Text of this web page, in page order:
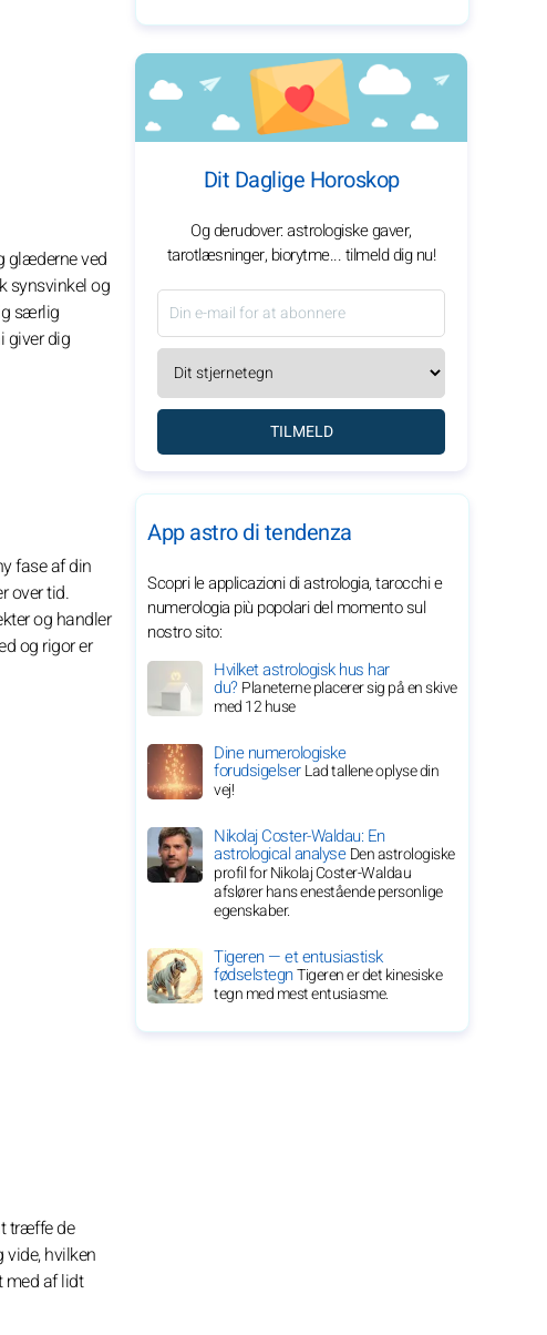
glæderne ved
synsvinkel og
særlig
giver dig
fase af din
over tid.
og handler
og rigor er
træffe de
hvilken
med af lidt
Dit Daglige Horoskop
Og derudover: astrologiske gaver,
tarotlæsninger, biorytme... tilmeld dig nu!
TILMELD
App astro di tendenza
Scopri le applicazioni di astrologia, tarocchi e
numerologia più popolari del momento sul
nostro sito:
Hvilket astrologisk hus har
du?Planeterne placerer sig på en skive
med 12 huse
Dine numerologiske
forudsigelserLad tallene oplyse din
vej!
Nikolaj Coster-Waldau: En
astrological analyseDen astrologiske
profil for Nikolaj Coster-Waldau
afslører hans enestående personlige
egenskaber.
Tigeren — et entusiastisk
fødselstegnTigeren er det kinesiske
tegn med mest entusiasme.